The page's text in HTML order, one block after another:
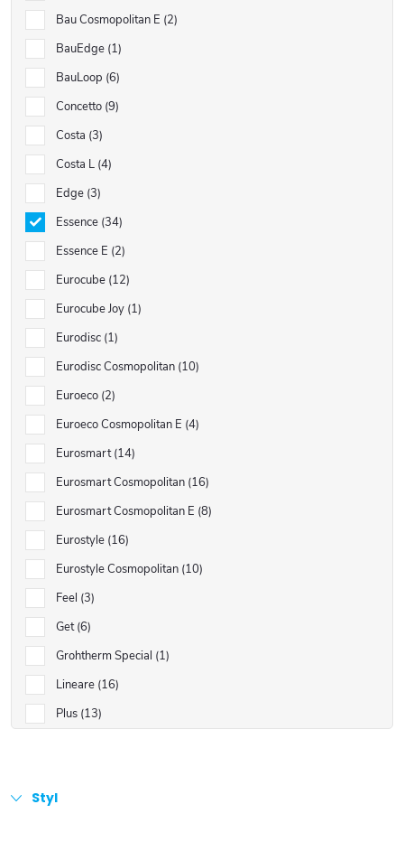
Bau Cosmopolitan E 2
BauEdge 1
BauLoop 6
Concetto 9
Costa 3
Costa L 4
Edge 3
Essence 34
Essence E 2
Eurocube 12
Eurocube Joy 1
Eurodisc 1
Eurodisc Cosmopolitan 10
Euroeco 2
Euroeco Cosmopolitan E 4
Eurosmart 14
Eurosmart Cosmopolitan 16
Eurosmart Cosmopolitan E 8
Eurostyle 16
Eurostyle Cosmopolitan 10
Feel 3
Get 6
Grohtherm Special 1
Lineare 16
Plus 13
Styl